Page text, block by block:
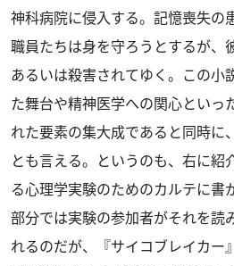
神科病院に侵入する。記憶喪失の
職員たちは身を守ろうとするが、
あるいは殺害されてゆく。この小
た舞台や精神医学への関心といっ
れた要素の集大成であると同時に
とも言える。というのも、右に紹
る心理学実験のためのカルテに書
部分では実験の参加者がそれを読
れるのだが、『サイコブレイカー